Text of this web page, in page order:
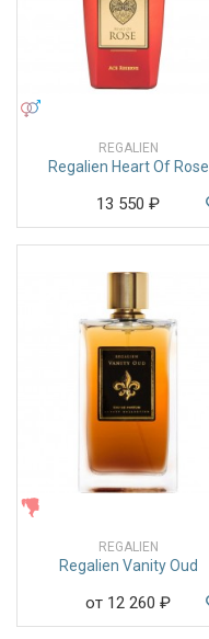
REGALIEN
Regalien Heart Of Rose
13 550 ₽
REGALIEN
Regalien Vanity Oud
от 12 260 ₽